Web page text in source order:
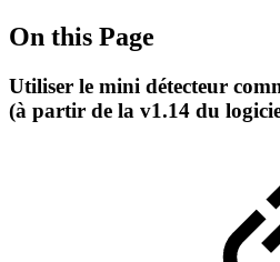
On this Page
Utiliser le mini détecteur
(à partir de la v1.14 du